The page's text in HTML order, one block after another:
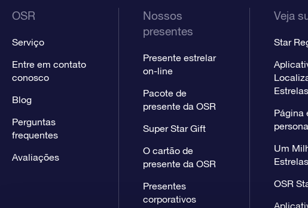
OSR
Serviço
Entre em contato
conosco
Blog
Perguntas
frequentes
Avaliações
Nossos
presentes
Presente estrelar
on-line
Pacote de
presente da OSR
Super Star Gift
O cartão de
presente da OSR
Presentes
corporativos
Veja
Star
Página
Um
Estrelas
OSR